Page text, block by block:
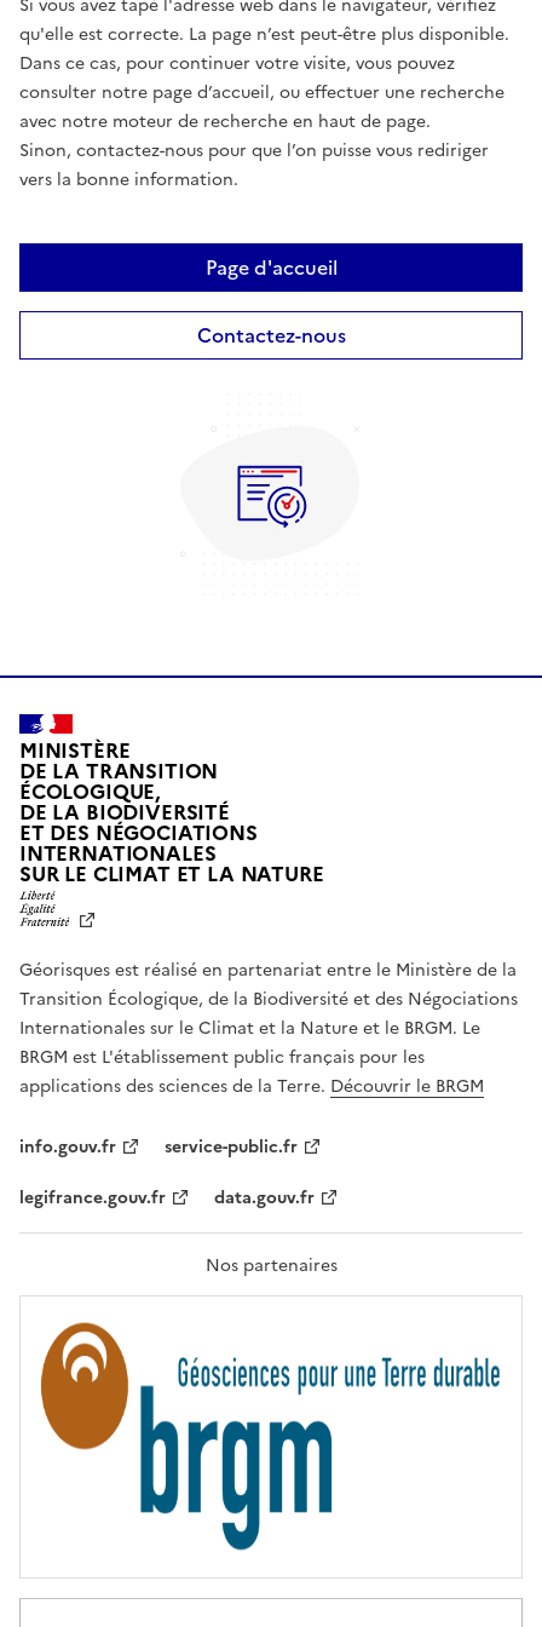
Si vous avez tapé l'adresse web dans le navigateur, vérifiez
qu'elle est correcte. La page n’est peut-être plus disponible.
Dans ce cas, pour continuer votre visite, vous pouvez
consulter notre page d’accueil, ou effectuer une recherche
avec notre moteur de recherche en haut de page.
Sinon, contactez-nous pour que l’on puisse vous rediriger
vers la bonne information.
Page d'accueil
Contactez-nous
MINISTÈRE
DE LA TRANSITION
ÉCOLOGIQUE,
DE LA BIODIVERSITÉ
ET DES NÉGOCIATIONS
INTERNATIONALES
SUR LE CLIMAT ET LA NATUREL
T
É
,
É
G
A
L
F
A
T
R
T
É
Géorisques est réalisé en partenariat entre le Ministère de la
Transition Écologique, de la Biodiversité et des Négociations
Internationales sur le Climat et la Nature et le BRGM. Le
BRGM est L'établissement public français pour les
applications des sciences de la Terre. Découvrir le BRGM
info.gouv.fr
service-public.fr
legifrance.gouv.fr
data.gouv.fr
Nos partenaires